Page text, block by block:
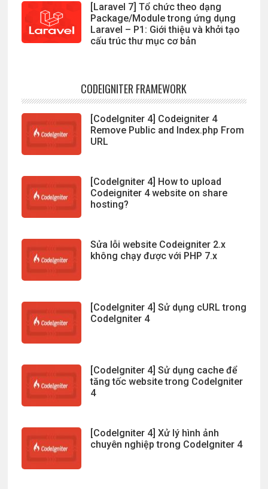
[Laravel 7] Tổ chức theo dạng
Package/Module trong ứng dụng
Laravel – P1: Giới thiệu và khởi tạo
cấu trúc thư mục cơ bản
CODEIGNITER FRAMEWORK
[CodeIgniter 4] Codeigniter 4
Remove Public and Index.php From
URL
[CodeIgniter 4] How to upload
Codeigniter 4 website on share
hosting?
Sửa lỗi website Codeigniter 2.x
không chạy được với PHP 7.x
[CodeIgniter 4] Sử dụng cURL trong
CodeIgniter 4
[CodeIgniter 4] Sử dụng cache để
tăng tốc website trong CodeIgniter
4
[CodeIgniter 4] Xử lý hình ảnh
chuyên nghiệp trong CodeIgniter 4